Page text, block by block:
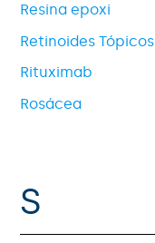
Resina epoxi
Retinoides Tópicos
Rituximab
Rosácea
S